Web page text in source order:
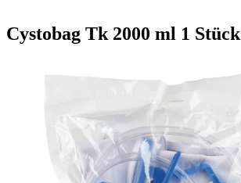
Cystobag Tk 2000 ml 1 Stück